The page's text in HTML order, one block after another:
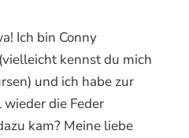
Ich bin Conny
kennst du mich
und ich habe zur
die Feder
kam? Meine liebe